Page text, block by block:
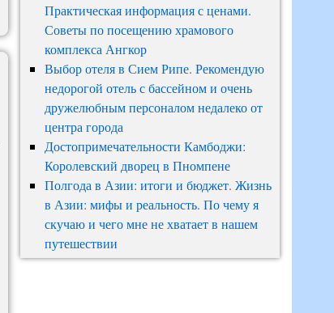
Практическая информация с ценами.
Советы по посещению храмового
комплекса Ангкор
Выбор отеля в Сием Рипе. Рекомендую
недорогой отель с бассейном и очень
дружелюбным персоналом недалеко от
центра города
Достопримечательности Камбоджи:
Королевский дворец в Пномпене
Полгода в Азии: итоги и бюджет. Жизнь
в Азии: мифы и реальность. По чему я
скучаю и чего мне не хватает в нашем
путешествии